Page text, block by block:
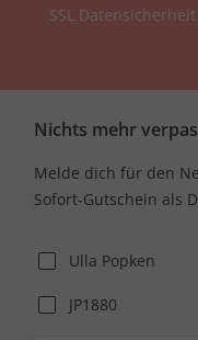
SSL Datensicherheit
Nichts mehr
Melde dich für den
Sofort-Gutschein als
Ulla Popken
JP1880